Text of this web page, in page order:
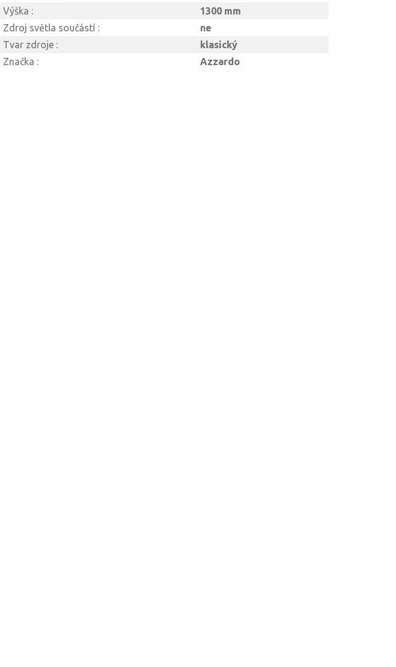
Výška :
1300 mm
Zdroj světla součástí :
ne
Tvar zdroje :
klasický
Značka :
Azzardo